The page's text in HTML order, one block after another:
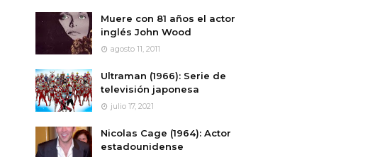
Muere con 81 años el actor
inglés John Wood
agosto 11, 2011
Ultraman (1966): Serie de
televisión japonesa
julio 17, 2021
Nicolas Cage (1964): Actor
estadounidense